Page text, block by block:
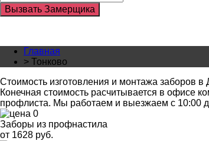
Главная
> Тонково
Стоимость изготовления и монтажа заборов в
Конечная стоимость расчитывается в офисе
профлиста. Мы работаем и выезжаем с 10:00
Заборы из профнастила
от 1628 руб.